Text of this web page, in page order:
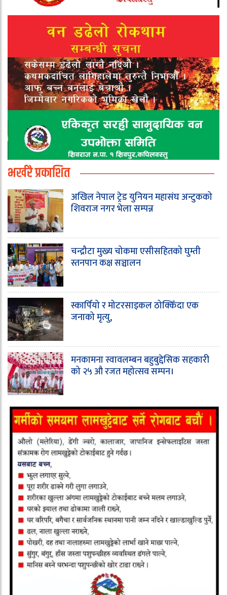
भर्खरै प्रकाशित
अखिल नेपाल ट्रेड युनियन महासंघ अन्टुकको
शिवराज नगर भेला सम्पन्न
चन्द्रौटा मुख्य चोकमा एसीसहितको घुम्ती
स्तनपान कक्ष सञ्चालन
स्कार्पियो र मोटरसाइकल ठोक्किँदा एक
जनाको मृत्यु,
मनकामना स्वावलम्बन बहुबुद्देसिक सहकारी
को २५ औ रजत महोत्सव सम्पन।